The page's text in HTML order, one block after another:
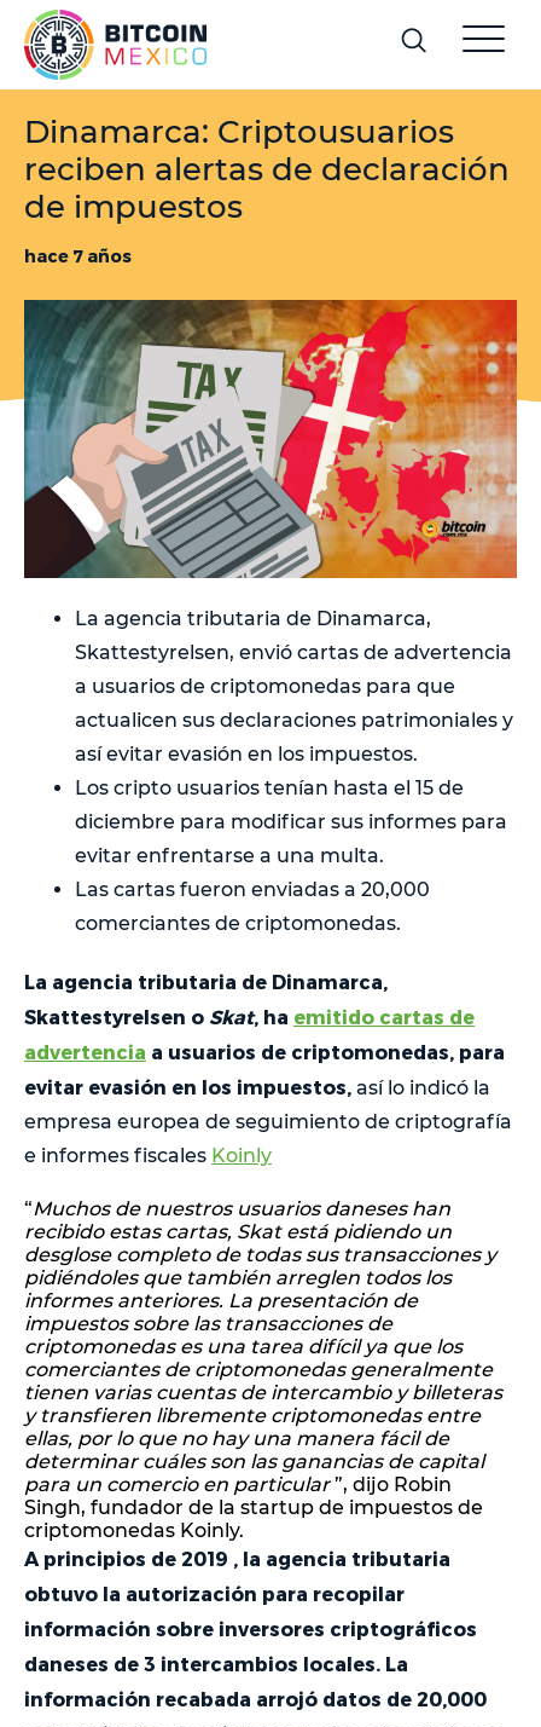
Dinamarca: Criptousuarios
reciben alertas de declaración
de impuestos
hace 7 años
La agencia tributaria de Dinamarca,
Skattestyrelsen, envió cartas de advertencia
a usuarios de criptomonedas para que
actualicen sus declaraciones patrimoniales y
así evitar evasión en los impuestos.
Los cripto usuarios tenían hasta el 15 de
diciembre para modificar sus informes para
evitar enfrentarse a una multa.
Las cartas fueron enviadas a 20,000
comerciantes de criptomonedas.
La agencia tributaria de Dinamarca,
Skattestyrelsen o Skat, ha emitido cartas de
advertencia a usuarios de criptomonedas, para
evitar evasión en los impuestos, así lo indicó la
empresa europea de seguimiento de criptografía
e informes fiscales Koinly
“Muchos de nuestros usuarios daneses han
recibido estas cartas, Skat está pidiendo un
desglose completo de todas sus transacciones y
pidiéndoles que también arreglen todos los
informes anteriores. La presentación de
impuestos sobre las transacciones de
criptomonedas es una tarea difícil ya que los
comerciantes de criptomonedas generalmente
tienen varias cuentas de intercambio y billeteras
y transfieren libremente criptomonedas entre
ellas, por lo que no hay una manera fácil de
determinar cuáles son las ganancias de capital
para un comercio en particular”, dijo Robin
Singh, fundador de la startup de impuestos de
criptomonedas Koinly.
A principios de 2019 , la agencia tributaria
obtuvo la autorización para recopilar
información sobre inversores criptográficos
daneses de 3 intercambios locales. La
información recabada arrojó datos de 20,000